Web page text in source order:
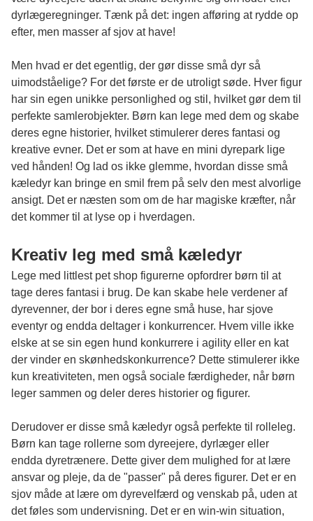
dyrlægeregninger. Tænk på det: ingen afføring at rydde op
efter, men masser af sjov at have!
Men hvad er det egentlig, der gør disse små dyr så
uimodståelige? For det første er de utroligt søde. Hver figur
har sin egen unikke personlighed og stil, hvilket gør dem til
perfekte samlerobjekter. Børn kan lege med dem og skabe
deres egne historier, hvilket stimulerer deres fantasi og
kreative evner. Det er som at have en mini dyrepark lige
ved hånden! Og lad os ikke glemme, hvordan disse små
kæledyr kan bringe en smil frem på selv den mest alvorlige
ansigt. Det er næsten som om de har magiske kræfter, når
det kommer til at lyse op i hverdagen.
Kreativ leg med små kæledyr
Lege med littlest pet shop figurerne opfordrer børn til at
tage deres fantasi i brug. De kan skabe hele verdener af
dyrevenner, der bor i deres egne små huse, har sjove
eventyr og endda deltager i konkurrencer. Hvem ville ikke
elske at se sin egen hund konkurrere i agility eller en kat
der vinder en skønhedskonkurrence? Dette stimulerer ikke
kun kreativiteten, men også sociale færdigheder, når børn
leger sammen og deler deres historier og figurer.
Derudover er disse små kæledyr også perfekte til rolleleg.
Børn kan tage rollerne som dyreejere, dyrlæger eller
endda dyretrænere. Dette giver dem mulighed for at lære
ansvar og pleje, da de "passer" på deres figurer. Det er en
sjov måde at lære om dyrevelfærd og venskab på, uden at
det føles som undervisning. Det er en win-win situation,